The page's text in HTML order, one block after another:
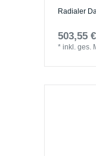
Radialer
503,55
*inkl. ges.